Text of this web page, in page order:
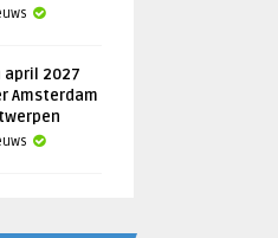
april 2027
Amsterdam